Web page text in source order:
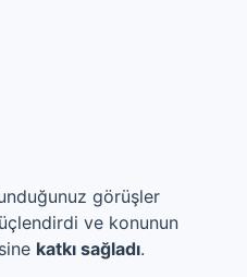
görüşler
ve konunun
katkı sağladı.